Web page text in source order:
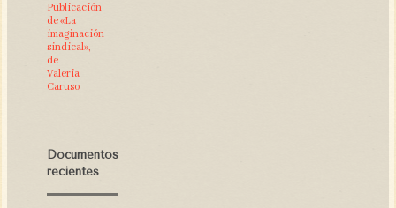
Publicación
de «La
imaginación
sindical»,
de
Valeria
Caruso
Documentos
recientes